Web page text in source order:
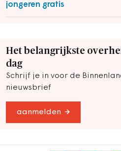
jongeren gratis
Het belangrijkste
dag
Schrijf je in voor de
nieuwsbrief
aanmelden